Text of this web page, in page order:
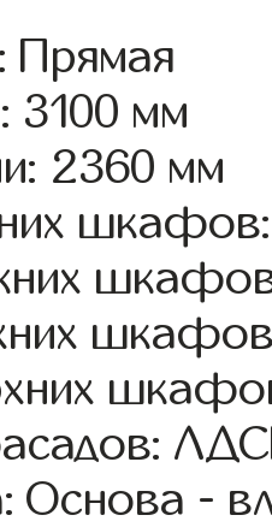
Прямая
3100 мм
2360 мм
Основа -